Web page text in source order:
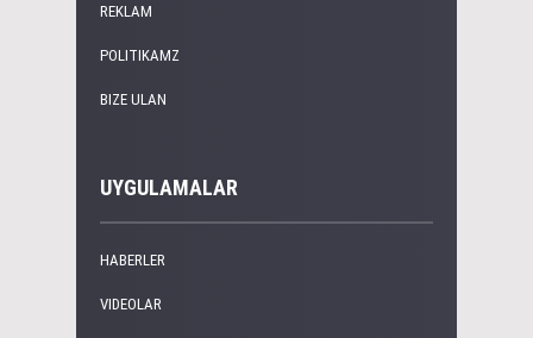
REKLAM
POLITIKAMZ
BIZE ULAN
UYGULAMALAR
HABERLER
VIDEOLAR